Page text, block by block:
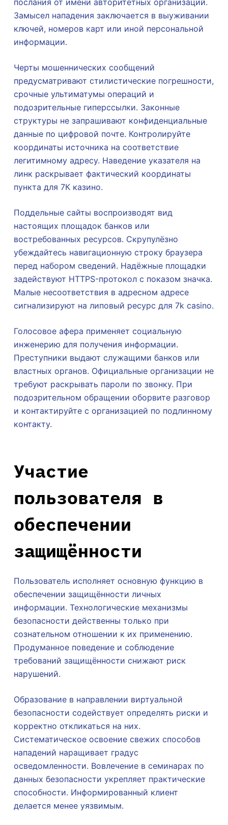
послания от имени авторитетных организаций.
Замысел нападения заключается в выуживании
ключей, номеров карт или иной персональной
информации.
Черты мошеннических сообщений
предусматривают стилистические погрешности,
срочные ультиматумы операций и
подозрительные гиперссылки. Законные
структуры не запрашивают конфиденциальные
данные по цифровой почте. Контролируйте
координаты источника на соответствие
легитимному адресу. Наведение указателя на
линк раскрывает фактический координаты
пункта для 7К казино.
Поддельные сайты воспроизводят вид
настоящих площадок банков или
востребованных ресурсов. Скрупулёзно
убеждайтесь навигационную строку браузера
перед набором сведений. Надёжные площадки
задействуют HTTPS-протокол с показом значка.
Малые несоответствия в адресном адресе
сигнализируют на липовый ресурс для 7k casino.
Голосовое афера применяет социальную
инженерию для получения информации.
Преступники выдают служащими банков или
властных органов. Официальные организации не
требуют раскрывать пароли по звонку. При
подозрительном обращении оборвите разговор
и контактируйте с организацией по подлинному
контакту.
Участие
пользователя в
обеспечении
защищённости
Пользователь исполняет основную функцию в
обеспечении защищённости личных
информации. Технологические механизмы
безопасности действенны только при
сознательном отношении к их применению.
Продуманное поведение и соблюдение
требований защищённости снижают риск
нарушений.
Образование в направлении виртуальной
безопасности содействует определять риски и
корректно откликаться на них.
Систематическое освоение свежих способов
нападений наращивает градус
осведомленности. Вовлечение в семинарах по
данных безопасности укрепляет практические
способности. Информированный клиент
делается менее уязвимым.